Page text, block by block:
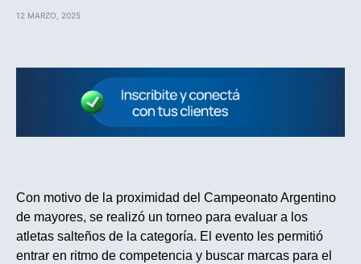
12 MARZO, 2025
Con motivo de la proximidad del Campeonato Argentino
de mayores, se realizó un torneo para evaluar a los
atletas salteños de la categoría. El evento les permitió
entrar en ritmo de competencia y buscar marcas para el